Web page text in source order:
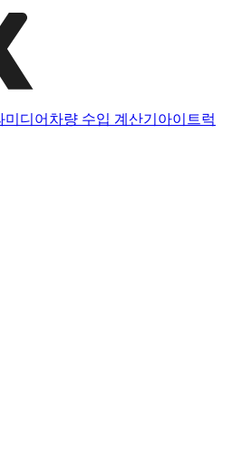
미디어 차량 수입 계산기 아이트럭